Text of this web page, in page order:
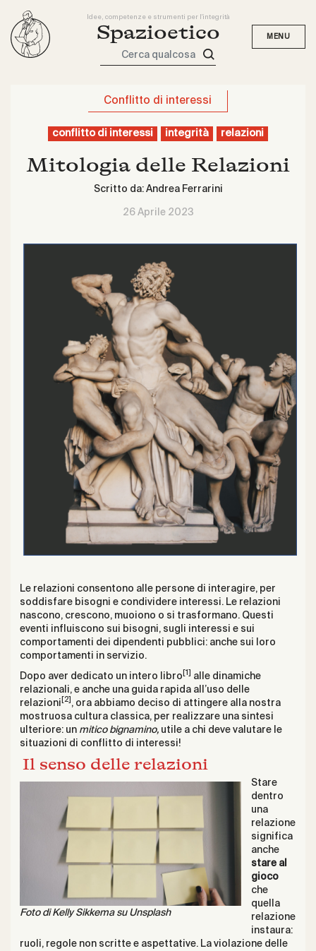
Idee, competenze e strumenti per l'integrità
Spazioetico
Cerca qualcosa
Conflitto di interessi
conflitto di interessi integrità relazioni
Mitologia delle Relazioni
Scritto da: Andrea Ferrarini
26 Aprile 2023
Le relazioni consentono alle persone di interagire, per
soddisfare bisogni e condividere interessi. Le relazioni
nascono, crescono, muoiono o si trasformano. Questi
eventi influiscono sui bisogni, sugli interessi e sui
comportamenti dei dipendenti pubblici: anche sui loro
comportamenti in servizio.
Dopo aver dedicato un intero libro [1]
alle dinamiche
relazionali, e anche una guida rapida all’uso delle
relazioni [2] , ora abbiamo deciso di attingere alla nostra
mostruosa cultura classica, per realizzare una sintesi
ulteriore: un mitico bignamino, utile a chi deve valutare le
situazioni di conflitto di interessi!
Il senso delle relazioni
Foto diKelly Sikkemasu Unsplash
Stare
dentro
una
relazione
significa
anche
stare al
gioco
che
quella
relazione
instaura:
ruoli, regole non scritte e aspettative. La violazione delle